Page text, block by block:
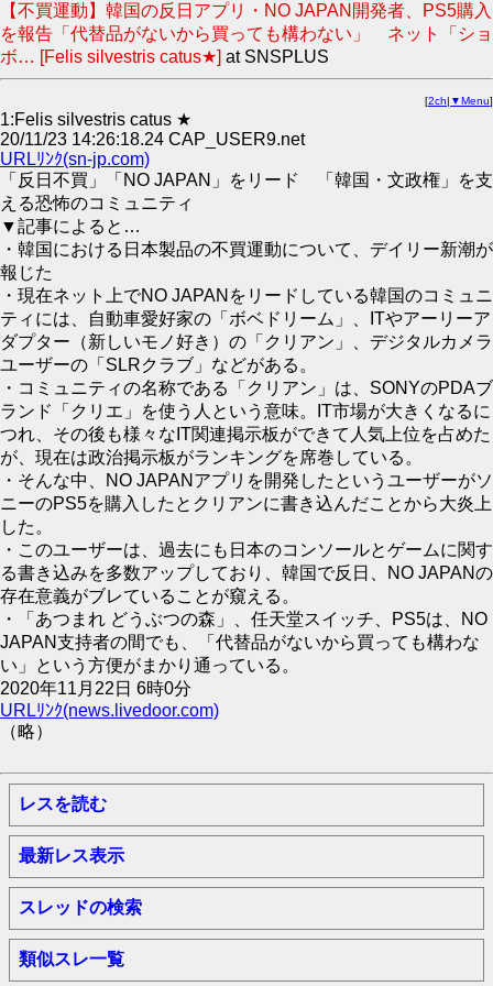
【不買運動】韓国の反日アプリ・NO JAPAN開発者、PS5購入
を報告「代替品がないから買っても構わない」 ネット「ショ
ボ… [Felis silvestris catus★] at SNSPLUS
[2ch| ▼Menu]
1:Felis silvestris catus ★
20/11/23 14:26:18.24 CAP_USER9.net
URLﾘﾝｸ(sn-jp.com)
「反日不買」「NO JAPAN」をリード 「韓国・文政権」を支
える恐怖のコミュニティ
▼記事によると…
・韓国における日本製品の不買運動について、デイリー新潮が
報じた
・現在ネット上でNO JAPANをリードしている韓国のコミュニ
ティには、自動車愛好家の「ボベドリーム」、ITやアーリーア
ダプター（新しいモノ好き）の「クリアン」、デジタルカメラ
ユーザーの「SLRクラブ」などがある。
・コミュニティの名称である「クリアン」は、SONYのPDAブ
ランド「クリエ」を使う人という意味。IT市場が大きくなるに
つれ、その後も様々なIT関連掲示板ができて人気上位を占めた
が、現在は政治掲示板がランキングを席巻している。
・そんな中、NO JAPANアプリを開発したというユーザーがソ
ニーのPS5を購入したとクリアンに書き込んだことから大炎上
した。
・このユーザーは、過去にも日本のコンソールとゲームに関す
る書き込みを多数アップしており、韓国で反日、NO JAPANの
存在意義がブレていることが窺える。
・「あつまれ どうぶつの森」、任天堂スイッチ、PS5は、NO
JAPAN支持者の間でも、「代替品がないから買っても構わな
い」という方便がまかり通っている。
2020年11月22日 6時0分
URLﾘﾝｸ(news.livedoor.com)
（略）
レスを読む
最新レス表示
スレッドの検索
類似スレ一覧